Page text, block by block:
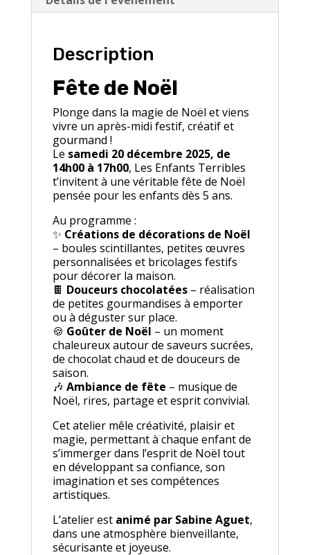
Description
Fête de Noël
Plonge dans la magie de Noël et viens
vivre un après-midi festif, créatif et
gourmand !
Le samedi 20 décembre 2025, de
14h00 à 17h00, Les Enfants Terribles
t’invitent à une véritable fête de Noël
pensée pour les enfants dès 5 ans.
Au programme :
✨ Créations de décorations de Noël
– boules scintillantes, petites œuvres
personnalisées et bricolages festifs
pour décorer la maison.
🍫 Douceurs chocolatées– réalisation
de petites gourmandises à emporter
ou à déguster sur place.
🍪 Goûter de Noël – un moment
chaleureux autour de saveurs sucrées,
de chocolat chaud et de douceurs de
saison.
🎶 Ambiance de fête – musique de
Noël, rires, partage et esprit convivial.
Cet atelier mêle créativité, plaisir et
magie, permettant à chaque enfant de
s’immerger dans l’esprit de Noël tout
en développant sa confiance, son
imagination et ses compétences
artistiques.
L’atelier est animé par Sabine Aguet,
dans une atmosphère bienveillante,
sécurisante et joyeuse.